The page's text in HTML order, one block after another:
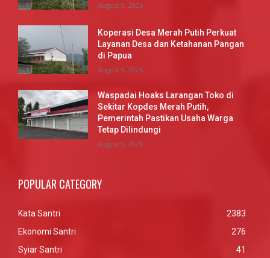
August 9, 2026
Koperasi Desa Merah Putih Perkuat
Layanan Desa dan Ketahanan Pangan
di Papua
August 9, 2026
Waspadai Hoaks Larangan Toko di
Sekitar Kopdes Merah Putih,
Pemerintah Pastikan Usaha Warga
Tetap Dilindungi
August 9, 2026
POPULAR CATEGORY
Kata Santri
2383
Ekonomi Santri
276
Syiar Santri
41